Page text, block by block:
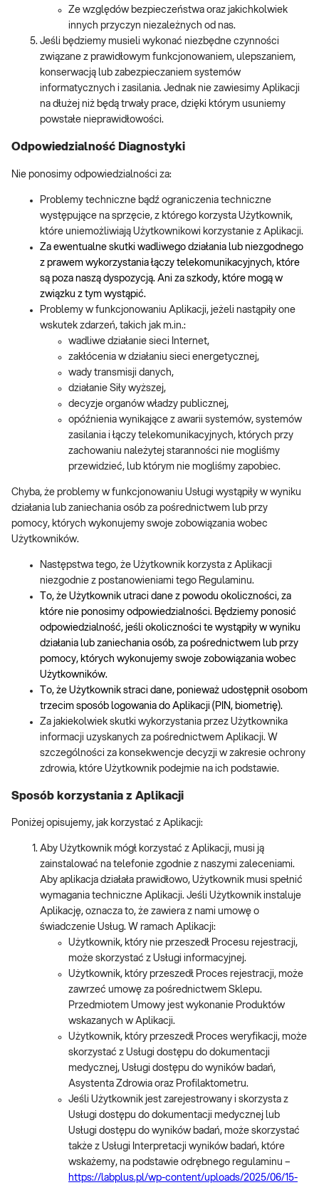
Ze względów bezpieczeństwa oraz jakichkolwiek
innych przyczyn niezależnych od nas.
Jeśli będziemy musieli wykonać niezbędne czynności
związane z prawidłowym funkcjonowaniem, ulepszaniem,
konserwacją lub zabezpieczaniem systemów
informatycznych i zasilania. Jednak nie zawiesimy Aplikacji
na dłużej niż będą trwały prace, dzięki którym usuniemy
powstałe nieprawidłowości.
Odpowiedzialność Diagnostyki
Nie ponosimy odpowiedzialności za:
Problemy techniczne bądź ograniczenia techniczne
występujące na sprzęcie, z którego korzysta Użytkownik,
które uniemożliwiają Użytkownikowi korzystanie z Aplikacji.
Za ewentualne skutki wadliwego działania lub niezgodnego
z prawem wykorzystania łączy telekomunikacyjnych, które
są poza naszą dyspozycją. Ani za szkody, które mogą w
związku z tym wystąpić.
Problemy w funkcjonowaniu Aplikacji, jeżeli nastąpiły one
wskutek zdarzeń, takich jak m.in.:
wadliwe działanie sieci Internet,
zakłócenia w działaniu sieci energetycznej,
wady transmisji danych,
działanie Siły wyższej,
decyzje organów władzy publicznej,
opóźnienia wynikające z awarii systemów, systemów
zasilania i łączy telekomunikacyjnych, których przy
zachowaniu należytej staranności nie mogliśmy
przewidzieć, lub którym nie mogliśmy zapobiec.
Chyba, że problemy w funkcjonowaniu Usługi wystąpiły w wyniku
działania lub zaniechania osób za pośrednictwem lub przy
pomocy, których wykonujemy swoje zobowiązania wobec
Użytkowników.
Następstwa tego, że Użytkownik korzysta z Aplikacji
niezgodnie z postanowieniami tego Regulaminu.
To, że Użytkownik utraci dane z powodu okoliczności, za
które nie ponosimy odpowiedzialności. Będziemy ponosić
odpowiedzialność, jeśli okoliczności te wystąpiły w wyniku
działania lub zaniechania osób, za pośrednictwem lub przy
pomocy, których wykonujemy swoje zobowiązania wobec
Użytkowników.
To, że Użytkownik straci dane, ponieważ udostępnił osobom
trzecim sposób logowania do Aplikacji (PIN, biometrię).
Za jakiekolwiek skutki wykorzystania przez Użytkownika
informacji uzyskanych za pośrednictwem Aplikacji. W
szczególności za konsekwencje decyzji w zakresie ochrony
zdrowia, które Użytkownik podejmie na ich podstawie.
Sposób korzystania z Aplikacji
Poniżej opisujemy, jak korzystać z Aplikacji:
Aby Użytkownik mógł korzystać z Aplikacji, musi ją
zainstalować na telefonie zgodnie z naszymi zaleceniami.
Aby aplikacja działała prawidłowo, Użytkownik musi spełnić
wymagania techniczne Aplikacji. Jeśli Użytkownik instaluje
Aplikację, oznacza to, że zawiera z nami umowę o
świadczenie Usług. W ramach Aplikacji:
Użytkownik, który nie przeszedł Procesu rejestracji,
może skorzystać z Usługi informacyjnej.
Użytkownik, który przeszedł Proces rejestracji, może
zawrzeć umowę za pośrednictwem Sklepu.
Przedmiotem Umowy jest wykonanie Produktów
wskazanych w Aplikacji.
Użytkownik, który przeszedł Proces weryfikacji, może
skorzystać z Usługi dostępu do dokumentacji
medycznej, Usługi dostępu do wyników badań,
Asystenta Zdrowia oraz Profilaktometru.
Jeśli Użytkownik jest zarejestrowany i skorzysta z
Usługi dostępu do dokumentacji medycznej lub
Usługi dostępu do wyników badań, może skorzystać
także z Usługi Interpretacji wyników badań, które
wskażemy, na podstawie odrębnego regulaminu –
https://labplus.pl/wp-content/uploads/2025/06/15-